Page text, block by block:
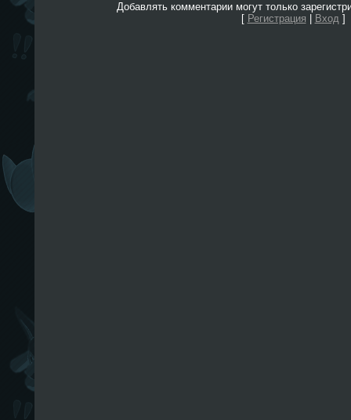
Добавлять комментарии могут только
[ Регистрация Вход]